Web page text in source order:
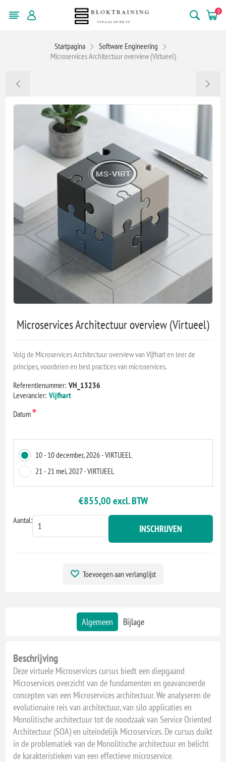
0
Startpagina
Software Engineering
Microservices Architectuur overview (Virtueel)
Microservices Architectuur overview (Virtueel)
Volg de Microservices Architectuur overview van Vijfhart en leer de
principes, voordelen en best practices van microservices.
Referentienummer: VH_13236
Leverancier: Vijfhart
Datum*
10 - 10 december, 2026 - VIRTUEEL
21 - 21 mei, 2027 - VIRTUEEL
€855,00 excl. BTW
Aantal:
INSCHRIJVEN
Toevoegen aan verlanglijst
Algemeen Bijlage
Beschrijving
Deze virtuele Microservices cursus biedt een diepgaand
Microservices overzicht van de fundamenten en geavanceerde
concepten van een Microservices architectuur. We analyseren de
evolutionaire reis van architectuur, van silo applicaties en
Monolitische architectuur tot de noodzaak van Service Oriented
Architectuur (SOA) en uiteindelijk Microservices. De cursus duikt
in de problematiek van de Monolitische architectuur en belicht
de karakteristieken van een effectieve microservice.